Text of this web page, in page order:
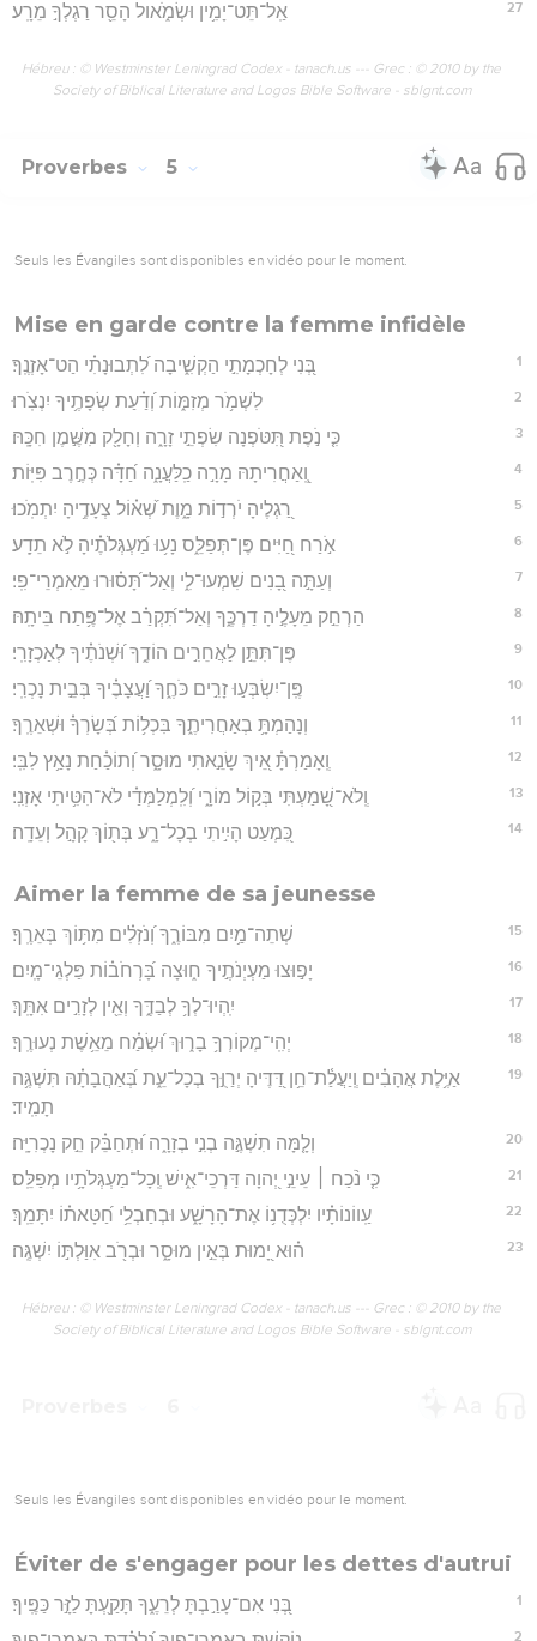
27 אַֽל־תֵּט־יָמִ֥ין וּשְׂמֹ֑אול הָסֵ֖ר רַגְלְךָ֣ מֵרָֽע׃
Hébreu : © Westminster Leningrad Codex - tanach.us --- Grec : © 2010 by the
Society of Biblical Literature and Logos Bible Software - sblgnt.com
Proverbes 5
Seuls les Évangiles sont disponibles en vidéo pour le moment.
Mise en garde contre la femme infidèle
1 בְּ֭נִי לְחָכְמָתִ֣י הַקְשִׁ֑יבָה לִ֝תְבוּנָתִ֗י הַט־אָזְנֶֽךָ׃
2 לִשְׁמֹ֥ר מְזִמּ֑וֹת וְ֝דַ֗עַת שְׂפָתֶ֥יךָ יִנְצֹֽרוּ׃
3 כִּ֤י נֹ֣פֶת תִּ֭טֹּפְנָה שִׂפְתֵ֣י זָרָ֑ה וְחָלָ֖ק מִשֶּׁ֣מֶן חִכָּֽהּ׃
4 וְֽ֭אַחֲרִיתָהּ מָרָ֣ה כַֽלַּעֲנָ֑ה חַ֝דָּ֗ה כְּחֶ֣רֶב פִּיּֽוֹת׃
5 רַ֭גְלֶיהָ יֹרְד֣וֹת מָ֑וֶת שְׁ֝א֗וֹל צְעָדֶ֥יהָ יִתְמֹֽכוּ׃
6 אֹ֣רַח חַ֭יִּים פֶּן־תְּפַלֵּ֑ס נָע֥וּ מַ֝עְגְּלֹתֶ֗יהָ לֹ֣א תֵדָֽע׃
7 וְעַתָּ֣ה בָ֭נִים שִׁמְעוּ־לִ֑י וְאַל־תָּ֝ס֗וּרוּ מֵאִמְרֵי־פִֽי׃
8 הַרְחֵ֣ק מֵעָלֶ֣יהָ דַרְכֶּ֑ךָ וְאַל־תִּ֝קְרַ֗ב אֶל־פֶּ֥תַח בֵּיתָֽהּ׃
9 פֶּן־תִּתֵּ֣ן לַאֲחֵרִ֣ים הוֹדֶ֑ךָ וּ֝שְׁנֹתֶ֗יךָ לְאַכְזָרִֽי׃
10 פֶּֽן־יִשְׂבְּע֣וּ זָרִ֣ים כֹּחֶ֑ךָ וַ֝עֲצָבֶ֗יךָ בְּבֵ֣ית נָכְרִֽי׃
11 וְנָהַמְתָּ֥ בְאַחֲרִיתֶ֑ךָ בִּכְל֥וֹת בְּ֝שָׂרְךָ֗ וּשְׁאֵרֶֽךָ׃
12 וְֽאָמַרְתָּ֗ אֵ֭יךְ שָׂנֵ֣אתִי מוּסָ֑ר וְ֝תוֹכַ֗חַת נָאַ֥ץ לִבִּֽי׃
13 וְֽלֹא־שָׁ֭מַעְתִּי בְּק֣וֹל מוֹרָ֑י וְ֝לִֽמְלַמְּדַ֗י לֹא־הִטִּ֥יתִי אָזְנִֽי׃
14 כִּ֭מְעַט הָיִ֣יתִי בְכָל־רָ֑ע בְּת֖וֹךְ קָהָ֣ל וְעֵדָֽה׃
Aimer la femme de sa jeunesse
15 שְׁתֵה־מַ֥יִם מִבּוֹרֶ֑ךָ וְ֝נֹזְלִ֗ים מִתּ֥וֹךְ בְּאֵרֶֽךָ׃
16 יָפ֣וּצוּ מַעְיְנֹתֶ֣יךָ ח֑וּצָה בָּ֝רְחֹב֗וֹת פַּלְגֵי־מָֽיִם׃
17 יִֽהְיוּ־לְךָ֥ לְבַדֶּ֑ךָ וְאֵ֖ין לְזָרִ֣ים אִתָּֽךְ׃
18 יְהִֽי־מְקוֹרְךָ֥ בָר֑וּךְ וּ֝שְׂמַ֗ח מֵאֵ֥שֶׁת נְעוּרֶֽךָ׃
19
אַיֶּ֥לֶת אֲהָבִ֗ים וְֽיַעֲלַ֫ת־חֵ֥ן דַּ֭דֶּיהָ יְרַוֻּ֣ךָ בְכָל־עֵ֑ת בְּ֝אַהֲבָתָ֗הּ תִּשְׁגֶּ֥ה
תָמִֽיד׃
20 וְלָ֤מָּה תִשְׁגֶּ֣ה בְנִ֣י בְזָרָ֑ה וּ֝תְחַבֵּ֗ק חֵ֣ק נָכְרִיָּֽה׃
21 כִּ֤י נֹ֨כַח ׀ עֵינֵ֣י יְ֭הוָה דַּרְכֵי־אִ֑ישׁ וְֽכָל־מַעְגְּלֹתָ֥יו מְפַלֵּֽס׃
22 עַֽווֹנוֹתָ֗יו יִלְכְּדֻנ֥וֹ אֶת־הָרָשָׁ֑ע וּבְחַבְלֵ֥י חַ֝טָּאת֗וֹ יִתָּמֵֽךְ׃
23 ה֗וּא יָ֭מוּת בְּאֵ֣ין מוּסָ֑ר וּבְרֹ֖ב אִוַּלְתּ֣וֹ יִשְׁגֶּֽה׃
Hébreu : © Westminster Leningrad Codex - tanach.us --- Grec : © 2010 by the
Society of Biblical Literature and Logos Bible Software - sblgnt.com
Seuls les Évangiles sont disponibles en vidéo pour le moment.
Éviter de s'engager pour les dettes d'autrui
1 בְּ֭נִי אִם־עָרַ֣בְתָּ לְרֵעֶ֑ךָ תָּקַ֖עְתָּ לַזָּ֣ר כַּפֶּֽיךָ׃
2